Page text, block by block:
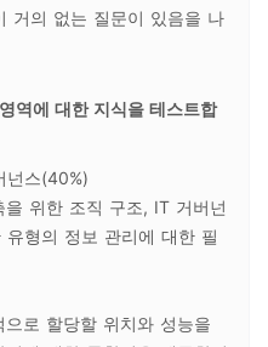
거의 없는 질문이 있음을 나
역에 대한 지식을 테스트합
넌스(40%)
위한 조직 구조, IT 거버넌
형의 정보 관리에 대한 필
로 할당할 위치와 성능을